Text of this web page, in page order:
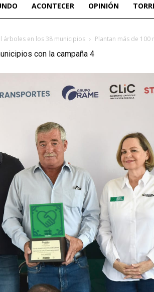
ACONTECER OPINIÓN
árboles en los 38 municipios Plantan más de
con la campaña 4